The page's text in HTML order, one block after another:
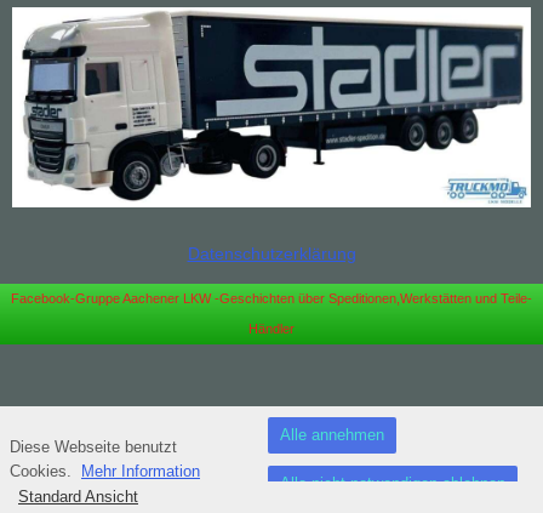
Datenschutzerklärung
Facebook-Gruppe Aachener LKW -Geschichten über Speditionen,Werkstätten und Teile-
Händler
Standard Ansicht
Diese Webseite benutzt
Cookies.
Mehr Information
Alle annehmen
Alle nicht notwendigen ablehnen